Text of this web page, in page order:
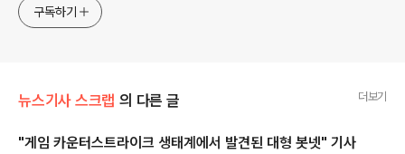
구독하기
뉴스기사 스크랩 의 다른 글 더보기
"게임 카운터스트라이크 생태계에서 발견된 대형 봇넷" 기사